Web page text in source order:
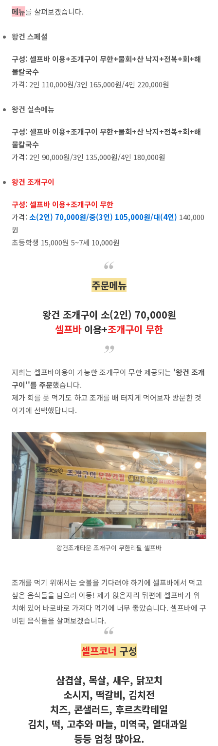
메뉴를 살펴보겠습니다.
왕건 스페셜
구성: 셀프바 이용+조개구이 무한+물회+산 낙지+전복+회+해
물칼국수
가격: 2인 110,000원/3인 165,000원/4인 220,000원
왕건 실속메뉴
구성: 셀프바 이용+조개구이 무한+물회+산 낙지+전복+회+해
물칼국수
가격: 2인 90,000원/3인 135,000원/4인 180,000원
왕건 조개구이
구성: 셀프바 이용+조개구이 무한
가격: 소(2인) 70,000원/중(3인) 105,000원/대(4인) 140,000
원
초등학생 15,000원 5~7세 10,000원
주문메뉴
왕건 조개구이 소(2인) 70,000원
셀프바이용+조개구이 무한
저희는 셀프바이용이 가능한 조개구이 무한 제공되는 '왕건 조개
구이''를 주문했습니다.
제가 회를 못 먹기도 하고 조개를 배 터지게 먹어보자 방문한 것
이기에 선택했답니다.
왕건조개타운 조개구이 무한리필 셀프바
조개를 먹기 위해서는 숯불을 기다려야 하기에 셀프바에서 먹고
싶은 음식들을 담으러 이동! 제가 앉은자리 뒤편에 셀프바가 위
치해 있어 바로바로 가져다 먹기에 너무 좋았습니다. 셀프바에 구
비된 음식들을 살펴보겠습니다.
셀프코너 구성
삼겹살, 목살, 새우, 닭꼬치
소시지, 떡갈비, 김치전
치즈, 콘샐러드, 후르츠칵테일
김치, 떡, 고추와 마늘, 미역국, 열대과일
등등 엄청 많아요.